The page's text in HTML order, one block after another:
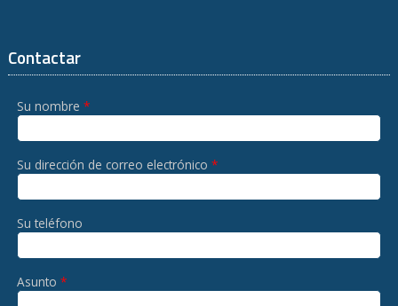
Contactar
Su nombre *
Su dirección de correo electrónico *
Su teléfono
Asunto *